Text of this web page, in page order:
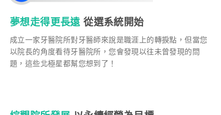
夢想走得更長遠 從選系統開始
成立一家牙醫院所對牙醫師來說是職涯上的轉捩點，但當您
以院長的角度看待牙醫院所，您會發現以往未曾發現的問
題，這些北極星都幫您想到了！